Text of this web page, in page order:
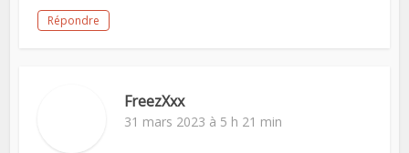
Répondre
FreezXxx
31 mars 2023 à 5 h 21 min